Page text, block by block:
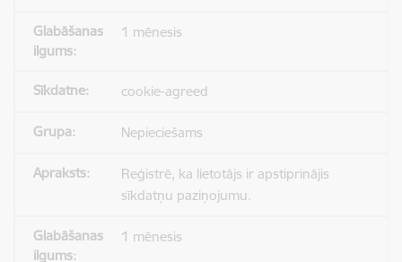
1 mēnesis
cookie-agreed
Nepieciešams
Reģistrē, ka lietotājs ir apstiprinājis
sīkdatņu paziņojumu.
1 mēnesis